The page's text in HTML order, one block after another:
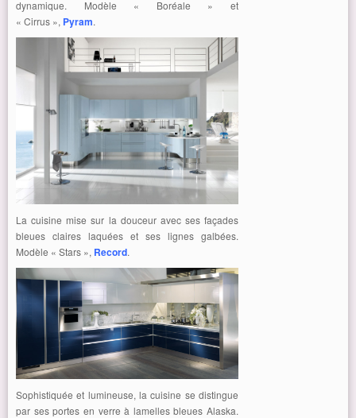
dynamique. Modèle « Boréale » et
« Cirrus », Pyram.
La cuisine mise sur la douceur avec ses façades
bleues claires laquées et ses lignes galbées.
Modèle « Stars », Record.
Sophistiquée et lumineuse, la cuisine se distingue
par ses portes en verre à lamelles bleues Alaska.